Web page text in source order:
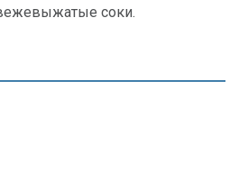
соки.